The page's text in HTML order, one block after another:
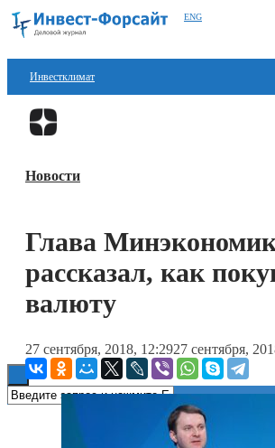
ENG
Инвестклимат
Финансы
Блокчейн
Новости
Глава
рассказал, как
валюту
27 сентября, 2018, 12:2927 сентября,